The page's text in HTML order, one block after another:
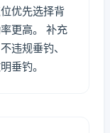
优先选择背
更高。 补充
违规垂钓、
垂钓。